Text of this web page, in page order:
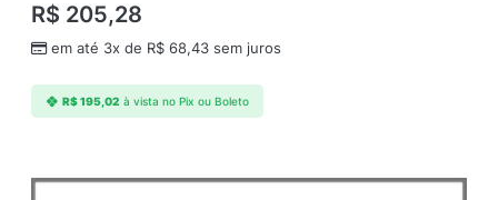
R$ 205,28
em até 3x de R$ 68,43 sem juros
R$195,02 à vista no Pix ou Boleto